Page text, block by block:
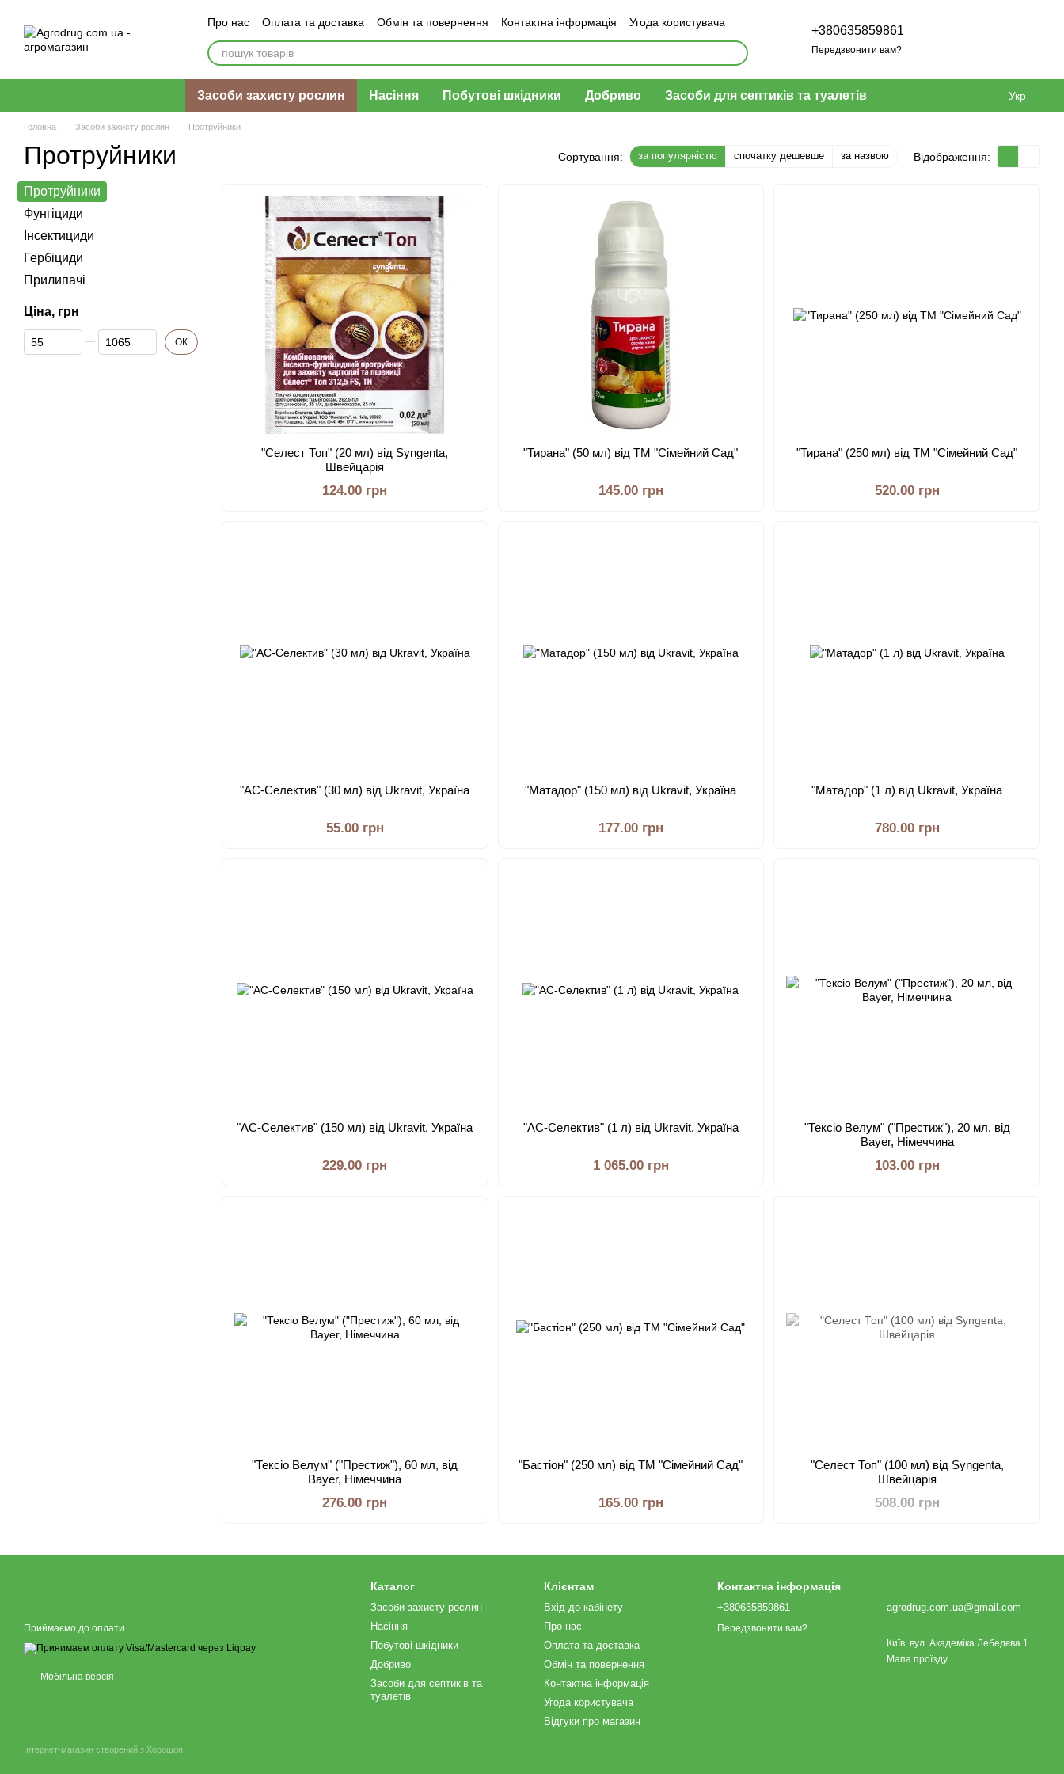
Про нас Оплата та доставка Обмін та повернення Контактна інформація
Угода користувача
Відгуки про магазин
+380635859861
Передзвонити вам?
Засоби захисту рослин Насіння Побутові шкідники Добриво Засоби для септиків та туалетів Укр
Головна Засоби захисту рослин Протруйники
Протруйники Сортування: за популярністю спочатку дешевше за назвою Відображення:
"Селест Топ" (20 мл) від Syngenta,
Швейцарія
124.00 грн
"Тирана" (50 мл) від ТМ "Сімейний Сад"
145.00 грн
"Тирана" (250 мл) від ТМ "Сімейний Сад"
520.00 грн
"АС-Селектив" (30 мл) від Ukravit, Україна
55.00 грн
"Матадор" (150 мл) від Ukravit, Україна
177.00 грн
"Матадор" (1 л) від Ukravit, Україна
780.00 грн
"АС-Селектив" (150 мл) від Ukravit, Україна
229.00 грн
"АС-Селектив" (1 л) від Ukravit, Україна
1 065.00 грн
"Тексіо Велум" ("Престиж"), 20 мл, від
Bayer, Німеччина
103.00 грн
"Тексіо Велум" ("Престиж"), 60 мл, від
Bayer, Німеччина
276.00 грн
"Бастіон" (250 мл) від ТМ "Сімейний Сад"
165.00 грн
"Селест Топ" (100 мл) від Syngenta,
Швейцарія
508.00 грн
Протруйники
Фунгіциди
Інсектициди
Гербіциди
Прилипачі
Ціна, грн
Від Ціна, грн
До Ціна, грн ОК
Приймаємо до оплати
Мобільна версія
Інтернет-магазин створений з Хорошоп
Каталог
Засоби захисту рослин
Насіння
Побутові шкідники
Добриво
Засоби для септиків та
туалетів
Клієнтам
Вхід до кабінету
Про нас
Оплата та доставка
Обмін та повернення
Контактна інформація
Угода користувача
Відгуки про магазин
Контактна інформація
+380635859861
Передзвонити вам?
agrodrug.com.ua@gmail.com
Київ, вул. Академіка Лебедєва 1
Мапа проїзду